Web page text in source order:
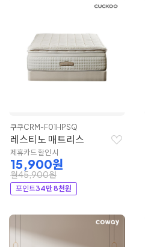
쿠쿠CRM-F01HPSQ
레스티노 매트리스
제휴카드 할인 시
15,900원
월45,900원
포인트34만 8천원